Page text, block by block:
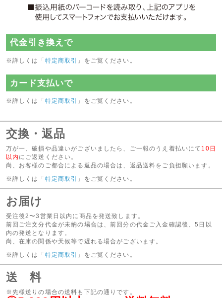
代金引き換えで
※詳しくは「 特定商取引 」をご覧ください。
カード支払いで
※詳しくは「 特定商取引 」をご覧ください。
交換・返品
万が一、破損や品違いがございましたら、ご一報のうえ着払いにて 10日
以内 にご返送ください。
尚、お客様のご都合による返品の場合は、返品送料をご負担願います。
※詳しくは「 特定商取引 」をご覧ください。
お届け
受注後2〜3営業日以内に商品を発送致します。
前回ご注文分代金が未納の場合は、前回分の代金ご入金確認後、5日以
内の発送となります。
尚、在庫の関係や天候等で遅れる場合がございます。
※詳しくは「 特定商取引 」をご覧ください。
送 料
※先様送りの場合の送料も下記の通りです。
試しください。また初秋のお試し特撰セットや、今月の逸品、初秋の厳選茶器もご
覧ください。
中日新聞の≪茶況≫にて中村香緑園の「静岡県産黒烏龍茶」が紹介され
中日新聞さんの8月13日付の茶況欄に、大手通販サイトAmazonでご好評いただい
2024年05月17日 新商品アップいたしました!
たので、ぜひお試しください。
プレゼントの『フタ付小鉢ミモザ』は大変ご好評の為、終了いたしました。
申し訳ございませんが、プレゼントは『お茶小まん』となります。
ご了承ください。
2024年05月01日 新商品アップいたしました!
限定新茶や深蒸し新茶の特撰セット、今月の逸品をアップいたしましたので、ぜひ
お試しください。
2024年03月14日 新茶 ご予約承り中!
本日より新茶のご予約が始まりました。
おいしい新茶を各種取り揃えておりますので、ぜひご利用ください。
2025年03月14日 新商品アップいたしました!